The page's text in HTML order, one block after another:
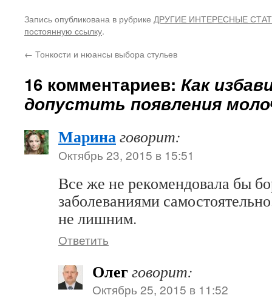
Запись опубликована в рубрике ДРУГИЕ ИНТЕРЕСНЫЕ
постоянную ссылку.
← Тонкости и нюансы выбора стульев
16 комментариев: Как
допустить появления
Маринаговорит:
Октябрь 23, 2015 в 15:51
Все же не рекомендовала бы
заболеваниями
не лишним.
Ответить
Олегговорит:
Октябрь 25, 2015 в 11:52